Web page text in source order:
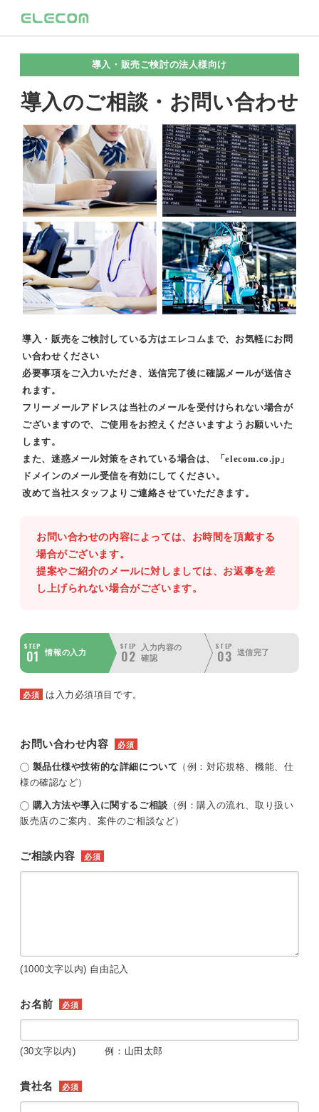
導入・販売ご検討の法人様向け
導入のご相談・お問い合わせ
導入・販売をご検討している方はエレコムまで、お気軽にお問
い合わせください
必要事項をご入力いただき、送信完了後に確認メールが送信さ
れます。
フリーメールアドレスは当社のメールを受付けられない場合が
ございますので、ご使用をお控えくださいますようお願いいた
します。
また、迷惑メール対策をされている場合は、「elecom.co.jp」
ドメインのメール受信を有効にしてください。
改めて当社スタッフよりご連絡させていただきます。
お問い合わせの内容によっては、お時間を頂戴する
場合がございます。
提案やご紹介のメールに対しましては、お返事を差
し上げられない場合がございます。
STEP
01 情報の入力
STEP
02
入力内容の
確認
STEP
03 送信完了
必須 は入力必須項目です。
お問い合わせ内容 必須
製品仕様や技術的な詳細について （例：対応規格、機能、仕
様の確認など）
購入方法や導入に関するご相談 （例：購入の流れ、取り扱い
販売店のご案内、案件のご相談など）
ご相談内容 必須
(1000文字以内) 自由記入
お名前 必須
(30文字以内) 例：山田太郎
貴社名 必須